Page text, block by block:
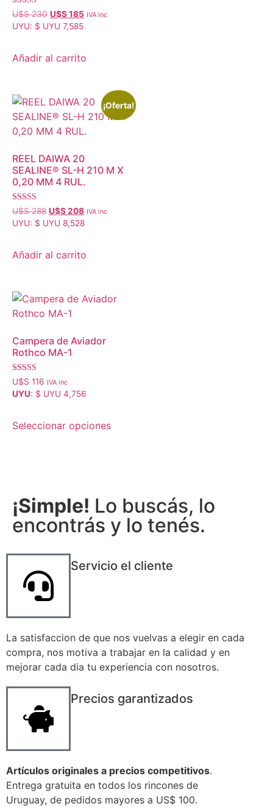
Valorado con
5.00
de 5
U$S230 U$S185 IVA inc
UYU: $ UYU 7,585
Añadir al carrito
¡Oferta!
REEL DAIWA 20
SEALINE® SL-H 210 M X
0,20 MM 4 RUL.
Valorado
con
4.95
U$S288 U$S208 IVA inc
UYU: $ UYU 8,528
Añadir al carrito
Campera de Aviador
Rothco MA-1
Valorado con
5.00
de 5
U$S 116 IVA inc
UYU: $ UYU 4,756
Seleccionar opciones
¡Simple! Lo buscás, lo
encontrás y lo tenés.
Servicio el cliente
La satisfaccion de que nos vuelvas a elegir en cada
compra, nos motiva a trabajar en la calidad y en
mejorar cada dia tu experiencia con nosotros.
Precios garantizados
Artículos originales a precios competitivos.
Entrega gratuita en todos los rincones de
Uruguay, de pedidos mayores a US$ 100.